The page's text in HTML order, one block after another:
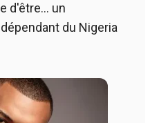
d'être… un
du Nigeria